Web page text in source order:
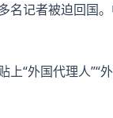
名记者被迫回国
“外国代理人”“